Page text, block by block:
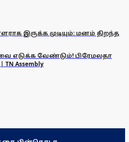
இருக்க முடியும்: மனம் திறந்த
எடுக்க வேண்டும்! பிரேமலதா
Assembly